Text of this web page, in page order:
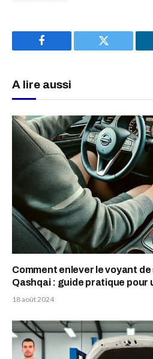
Facebook Twitter
A lire aussi
Comment enlever le voyant
Qashqai : guide pratique pour
18 août 2024